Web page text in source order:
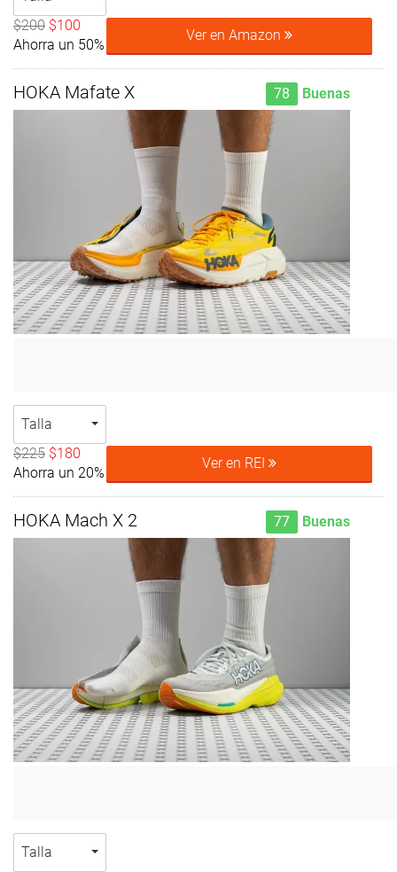
$200 $100
Ahorra un 50%
Ver en Amazon
HOKA Mafate X 78 Buenas
Talla
$225 $180
Ahorra un 20%
Ver en REI
HOKA Mach X 2 77 Buenas
Talla